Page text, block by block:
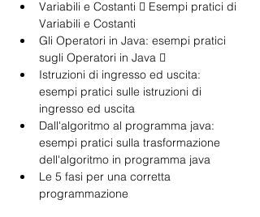
Variabili e Costanti  Esempi pratici di
Variabili e Costanti
Gli Operatori in Java: esempi pratici
sugli Operatori in Java 
Istruzioni di ingresso ed uscita:
esempi pratici sulle istruzioni di
ingresso ed uscita
Dall'algoritmo al programma java:
esempi pratici sulla trasformazione
dell'algoritmo in programma java
Le 5 fasi per una corretta
programmazione